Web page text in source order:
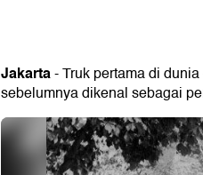
Jakarta- Truk pertama di
sebelumnya dikenal sebagai